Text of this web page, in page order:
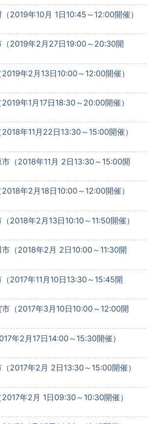
2019年10月 1日10:45～12:00開催）
（2019年2月27日19:00～20:30開
年2月13日10:00～12:00開催）
年1月17日18:30～20:00開催）
年11月22日13:30～15:00開催）
（2018年11月 2日13:30～15:00開
年2月18日10:00～12:00開催）
2018年2月13日10:10～11:50開催）
（2018年2月 2日10:00～11:30開
2017年11月10日13:30～15:45開
（2017年3月10日10:00～12:00開
年2月17日14:00～15:30開催）
2017年2月 2日13:30～15:00開催）
年2月 1日09:30～10:30開催）